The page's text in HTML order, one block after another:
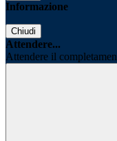
Informazione
Chiudi
Attendere...
Attendere il